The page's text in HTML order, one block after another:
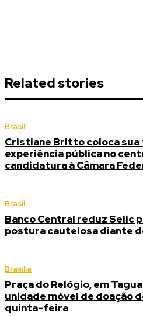
Related stories
Brasil
Cristiane Britto coloca
experiência pública no
candidatura à Câmara
Brasil
Banco Central reduz Selic
postura cautelosa diante
Brasília
Praça do Relógio, em
unidade móvel de doação
quinta-feira